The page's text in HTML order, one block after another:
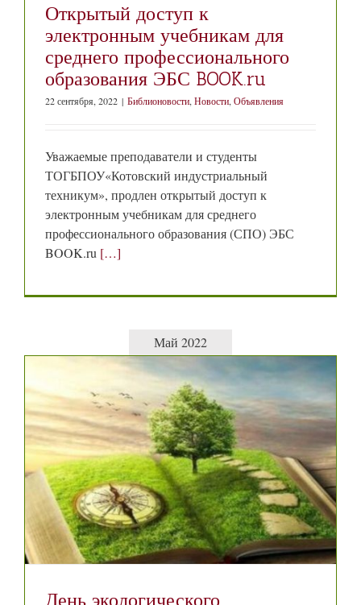
Открытый доступ к
электронным учебникам для
среднего профессионального
образования ЭБС BOOK.ru
22 сентября, 2022 | Библионовости, Новости, Объявления
Уважаемые преподаватели и студенты
ТОГБПОУ«Котовский индустриальный
техникум», продлен открытый доступ к
электронным учебникам для среднего
профессионального образования (СПО) ЭБС
BOOK.ru […]
Май 2022
День экологического